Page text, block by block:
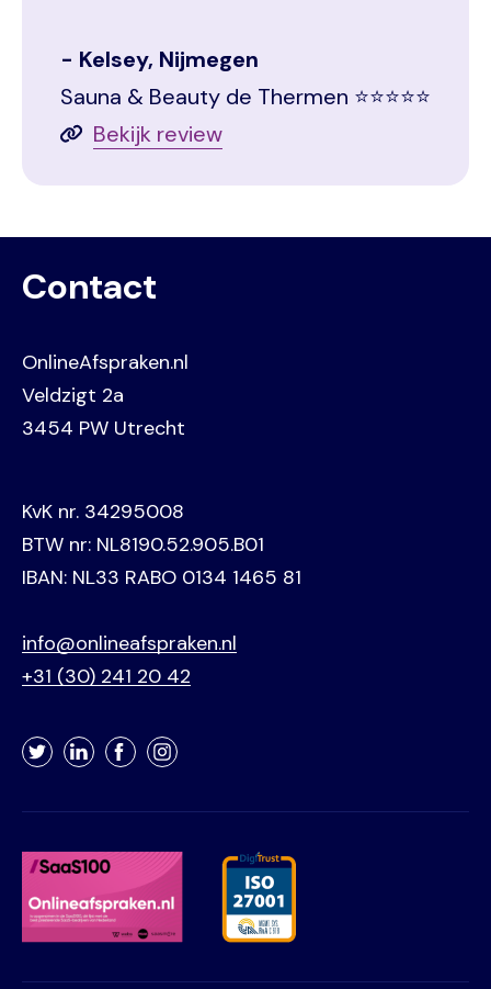
Kelsey, Nijmegen
Sauna & Beauty de Thermen ⭐⭐⭐⭐⭐
Bekijk review
Contact
OnlineAfspraken.nl
Veldzigt 2a
3454 PW Utrecht
KvK nr. 34295008
BTW nr: NL8190.52.905.B01
IBAN: NL33 RABO 0134 1465 81
info@onlineafspraken.nl
+31 (30) 241 20 42
TwitterLinkedInFacebookInstagram